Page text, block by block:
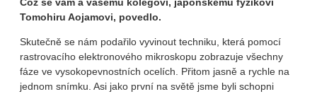
Tomohiru Aojamovi, povedlo.
Skutečně se nám podařilo vyvinout techniku, která pomocí
rastrovacího elektronového mikroskopu zobrazuje všechny
fáze ve vysokopevnostních ocelích. Přitom jasně a rychle na
jednom snímku. Asi jako první na světě jsme byli schopni